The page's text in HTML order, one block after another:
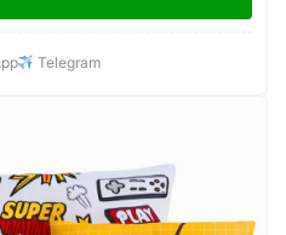
Telegram